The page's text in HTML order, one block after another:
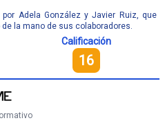
Adela González y Javier Ruiz, que
la mano de sus colaboradores.
Calificación
16